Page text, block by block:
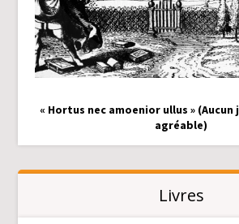
« Hortus nec amoenior ullus » (Aucun
agréable)
Livres